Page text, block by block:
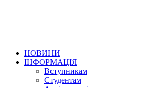
НОВИНИ
ІНФОРМАЦІЯ
Вступникам
Студентам